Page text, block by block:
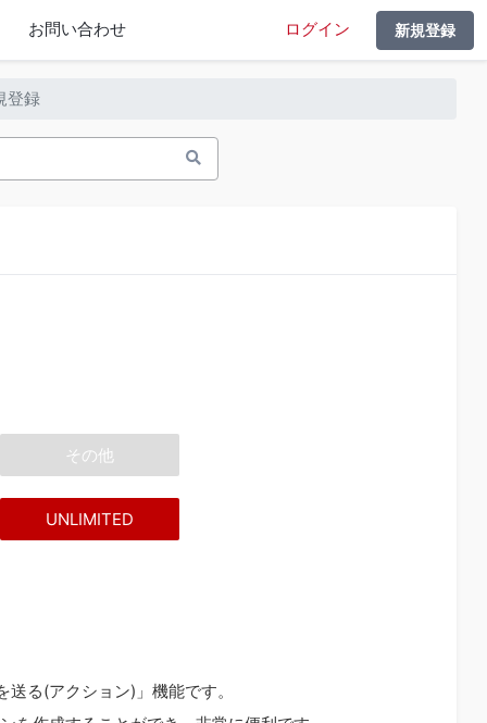
お問い合わせ ログイン 新規登録
登録
その他
UNLIMITED
る(アクション)」機能です。